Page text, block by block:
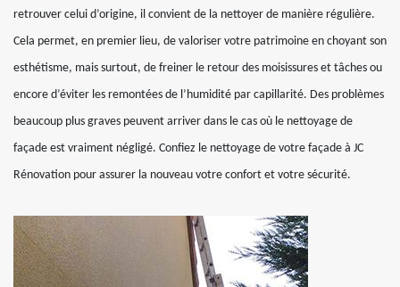
retrouver celui d’origine, il convient de la nettoyer de manière régulière.
Cela permet, en premier lieu, de valoriser votre patrimoine en choyant son
esthétisme, mais surtout, de freiner le retour des moisissures et tâches ou
encore d’éviter les remontées de l’humidité par capillarité. Des problèmes
beaucoup plus graves peuvent arriver dans le cas où le nettoyage de
façade est vraiment négligé. Confiez le nettoyage de votre façade à JC
Rénovation pour assurer la nouveau votre confort et votre sécurité.